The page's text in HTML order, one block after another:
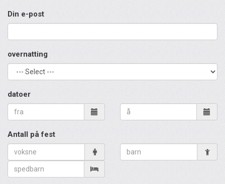
Din e-post
overnatting
datoer
Antall på fest